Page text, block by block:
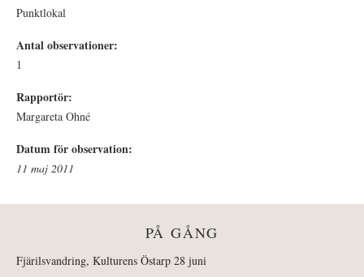
Punktlokal
Antal observationer:
1
Rapportör:
Margareta Ohné
Datum för observation:
11 maj 2011
PÅ GÅNG
Fjärilsvandring, Kulturens Östarp 28 juni